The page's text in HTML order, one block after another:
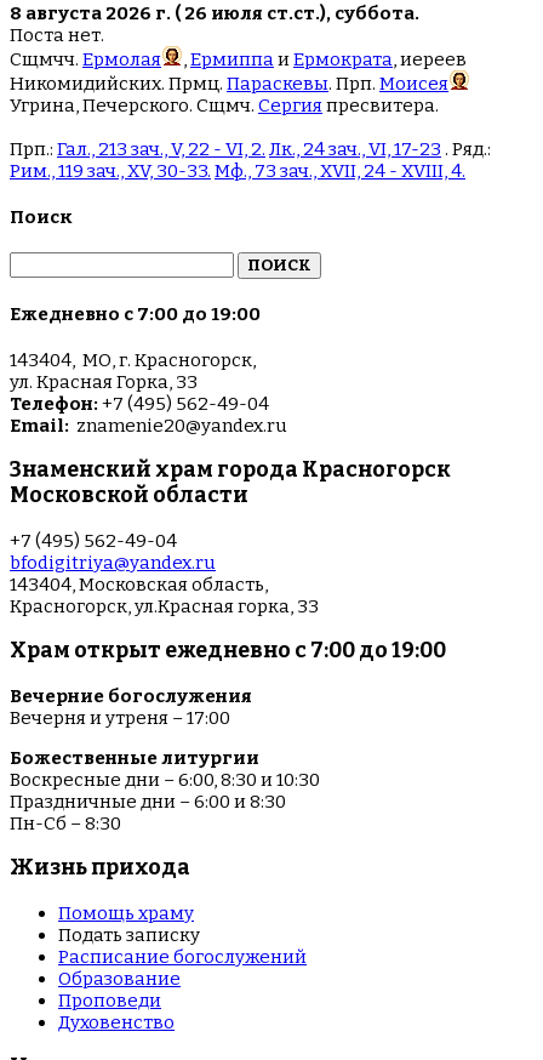
8 августа 2026 г. ( 26 июля ст.ст.), суббота.
Поста нет.
Сщмчч. Ермолая ,ЕрмиппаиЕрмократа, иереев
Никомидийских. Прмц. Параскевы. Прп. Моисея
Угрина, Печерского. Сщмч. Сергияпресвитера.
Прп.: Гал., 213 зач., V, 22 - VI, 2. Лк., 24 зач., VI, 17-23 . Ряд.:
Рим., 119 зач., XV, 30-33. Мф., 73 зач., XVII, 24 - XVIII, 4.
Поиск
Ежедневно с 7:00 до 19:00
143404, МО, г. Красногорск,
ул. Красная Горка, 33
Телефон: +7 (495) 562-49-04
Email: znamenie20@yandex.ru
Знаменский храм города Красногорск
Московской области
+7 (495) 562-49-04
bfodigitriya@yandex.ru
143404, Московская область,
Красногорск, ул.Красная горка, 33
Храм открыт ежедневно с 7:00 до 19:00
Вечерние богослужения
Вечерня и утреня – 17:00
Божественные литургии
Воскресные дни – 6:00, 8:30 и 10:30
Праздничные дни – 6:00 и 8:30
Пн-Сб – 8:30
Жизнь прихода
Помощь храму
Подать записку
Расписание богослужений
Образование
Проповеди
Духовенство